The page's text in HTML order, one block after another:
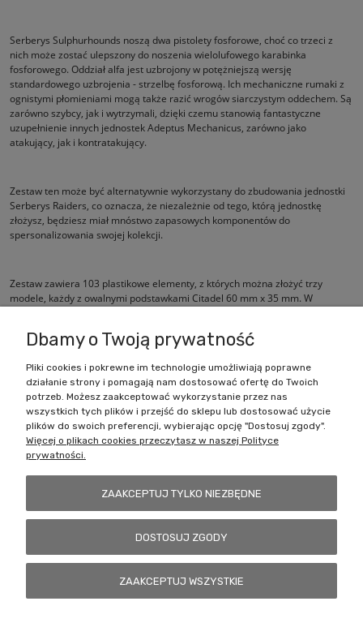
Serberys Sulphurhounds noszą dwa pistolety fosforowe, choć co trzeci z
nich może zostać ulepszony do noszenia wielolufowego karabinka
fosforowego. Oddział alfa jest uzbrojony w potężniejszą wersję
standardowego uzbrojenia - strzelbę fosforową. Ich mechaniczne rumaki z
ognistymi płomieniami mogą także razić wrogów siarczystym oddechem. Są
zarówno szybcy, jak i wytrzymali, dzięki czemu stanowią fantastyczne
uzupełnienie innych jednostek Adeptus Mechanicus, zarówno jako
atakujący, jak i kontratakujący.
Zestaw ten może być alternatywnie wykorzystany do zbudowania jednostki
Serberys Raiders, co oznacza, że niezależnie od tego, którą jednostkę
złożysz, będziesz miał mnóstwo zapasowych komponentów do
spersonalizowania swojej kolekcji.
Zestaw zawiera 103 plastikowe elementy, z których można złożyć trzy
modele, każdy z owalnymi podstawkami Citadel 60 mm x 35 mm. W
Zakupy
Pomoc
Dbamy o Twoją prywatność
Pliki cookies i pokrewne im technologie umożliwiają poprawne
działanie strony i pomagają nam dostosować ofertę do Twoich
potrzeb. Możesz zaakceptować wykorzystanie przez nas
wszystkich tych plików i przejść do sklepu lub dostosować użycie
plików do swoich preferencji, wybierając opcję "Dostosuj zgody".
Więcej o plikach cookies przeczytasz w naszej Polityce
prywatności.
ZAAKCEPTUJ TYLKO NIEZBĘDNE
DOSTOSUJ ZGODY
ZAAKCEPTUJ WSZYSTKIE